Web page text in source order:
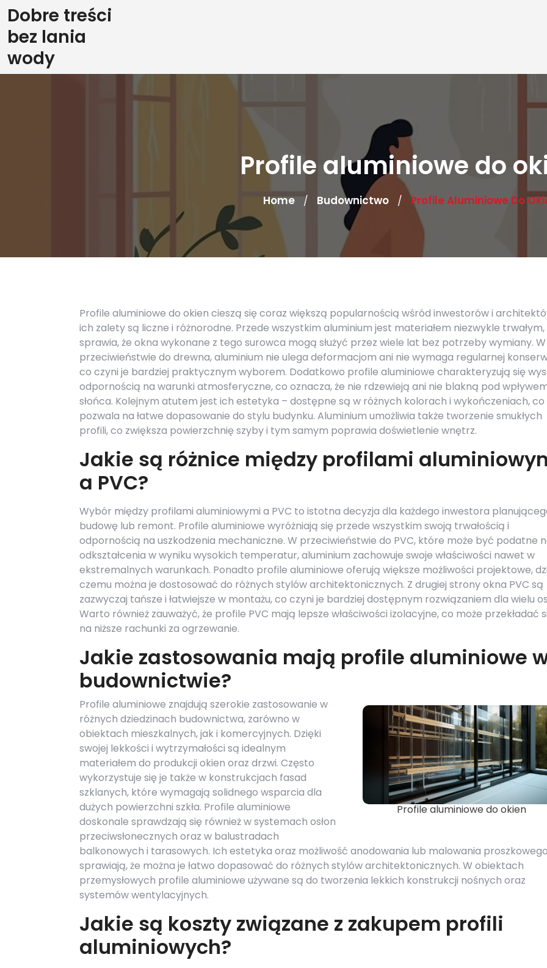
Skip
to
content
Dobre treści
bez lania
wody
Profile aluminiowe do
Home / Budownictwo / Profile Aluminiowe Do
Profile aluminiowe do okien cieszą się coraz większą popularnością wśród inwestorów i
ich zalety są liczne i różnorodne. Przede wszystkim aluminium jest materiałem niezwykle
sprawia, że okna wykonane z tego surowca mogą służyć przez wiele lat bez potrzeby wymiany. W
przeciwieństwie do drewna, aluminium nie ulega deformacjom ani nie wymaga regularnej
co czyni je bardziej praktycznym wyborem. Dodatkowo profile aluminiowe charakteryzują się
odpornością na warunki atmosferyczne, co oznacza, że nie rdzewieją ani nie blakną pod
słońca. Kolejnym atutem jest ich estetyka – dostępne są w różnych kolorach i wykończeniach, co
pozwala na łatwe dopasowanie do stylu budynku. Aluminium umożliwia także tworzenie smukłych
profili, co zwiększa powierzchnię szyby i tym samym poprawia doświetlenie wnętrz.
Jakie są różnice między profilami
a PVC?
Wybór między profilami aluminiowymi a PVC to istotna decyzja dla każdego inwestora
budowę lub remont. Profile aluminiowe wyróżniają się przede wszystkim swoją trwałością i
odpornością na uszkodzenia mechaniczne. W przeciwieństwie do PVC, które może być podatne
odkształcenia w wyniku wysokich temperatur, aluminium zachowuje swoje właściwości nawet w
ekstremalnych warunkach. Ponadto profile aluminiowe oferują większe możliwości projektowe,
czemu można je dostosować do różnych stylów architektonicznych. Z drugiej strony okna PVC są
zazwyczaj tańsze i łatwiejsze w montażu, co czyni je bardziej dostępnym rozwiązaniem dla wielu
Warto również zauważyć, że profile PVC mają lepsze właściwości izolacyjne, co może przekładać
na niższe rachunki za ogrzewanie.
Jakie zastosowania mają profile aluminiowe
budownictwie?
Profile aluminiowe do okien
Profile aluminiowe znajdują szerokie zastosowanie w
różnych dziedzinach budownictwa, zarówno w
obiektach mieszkalnych, jak i komercyjnych. Dzięki
swojej lekkości i wytrzymałości są idealnym
materiałem do produkcji okien oraz drzwi. Często
wykorzystuje się je także w konstrukcjach fasad
szklanych, które wymagają solidnego wsparcia dla
dużych powierzchni szkła. Profile aluminiowe
doskonale sprawdzają się również w systemach osłon
przeciwsłonecznych oraz w balustradach
balkonowych i tarasowych. Ich estetyka oraz możliwość anodowania lub malowania proszkowego
sprawiają, że można je łatwo dopasować do różnych stylów architektonicznych. W obiektach
przemysłowych profile aluminiowe używane są do tworzenia lekkich konstrukcji nośnych oraz
systemów wentylacyjnych.
Jakie są koszty związane z zakupem profili
aluminiowych?